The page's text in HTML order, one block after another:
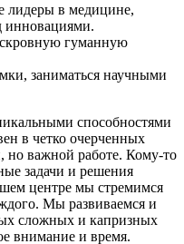
лидеры в медицине,
инновациями.
гуманную
заниматься научными
способностями
в четко очерченных
но важной работе. Кому-то
задачи и решения
центре мы стремимся
Мы развиваемся и
сложных и капризных
внимание и время.